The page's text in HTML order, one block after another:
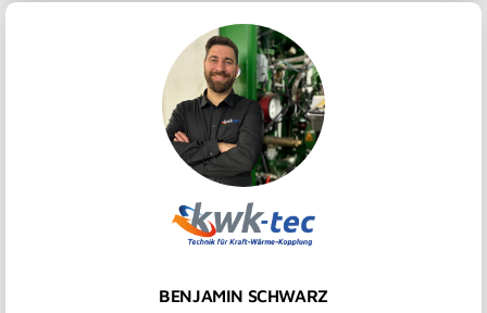
BENJAMIN SCHWARZ